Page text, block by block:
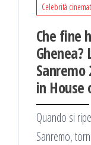
Celebrità
Che fine
Sanremo
in House
Quando si
Sanremo,